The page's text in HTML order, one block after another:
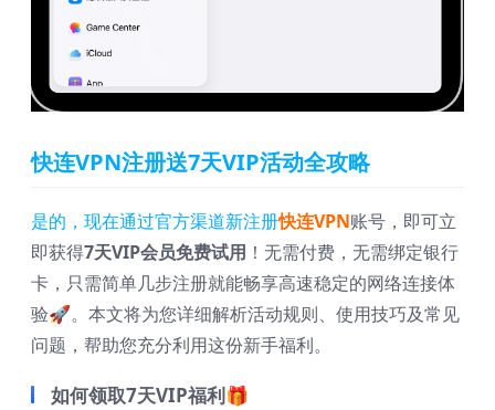
快连VPN注册送7天VIP活动全攻略
是的，现在通过官方渠道新注册快连VPN账号，即可立
即获得7天VIP会员免费试用 ！无需付费，无需绑定银行
卡，只需简单几步注册就能畅享高速稳定的网络连接体
验🚀。本文将为您详细解析活动规则、使用技巧及常见
问题，帮助您充分利用这份新手福利。
如何领取7天VIP福利🎁